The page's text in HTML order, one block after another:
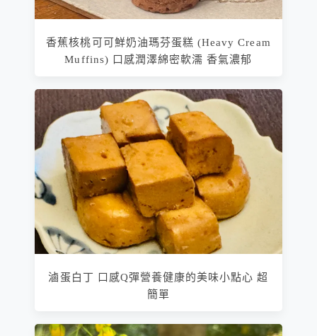
香蕉核桃可可鮮奶油瑪芬蛋糕 (Heavy Cream
Muffins) 口感潤澤綿密軟濡 香氣濃郁
滷蛋白丁 口感Q彈營養健康的美味小點心 超
簡單